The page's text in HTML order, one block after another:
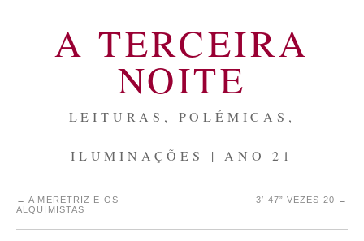
A TERCEIRA
NOITE
LEITURAS, POLÉMICAS,
ILUMINAÇÕES | ANO 21
← A MERETRIZ E OS
ALQUIMISTAS
3′ 47” VEZES 20 →